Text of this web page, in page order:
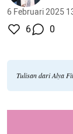
6 Februari 2025
6 0
Tulisan dari Alya